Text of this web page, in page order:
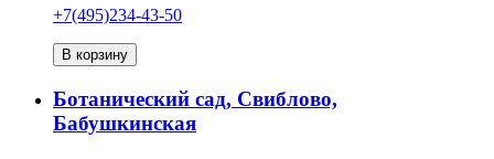
+7(495)234-43-50
В корзину
Ботанический сад, Свиблово,
Бабушкинская